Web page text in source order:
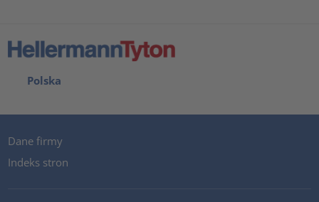
Polska
Dane firmy
Indeks stron